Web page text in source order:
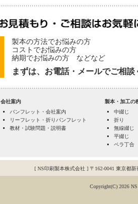
製本の方法でお悩みの方
コストでお悩みの方
納期でお悩みの方 などなど
まずは、お電話・メールでご相談
会社案内
パンフレット・会社案内
リーフレット・折りパンフレット
教材・試験問題・説明書
製本・加工の
中綴じ
折り
無線綴じ
平綴じ
ペラ丁合
[ NS印刷製本株式会社 ] 〒162-0041 東京都新
Copyright(C) 2026